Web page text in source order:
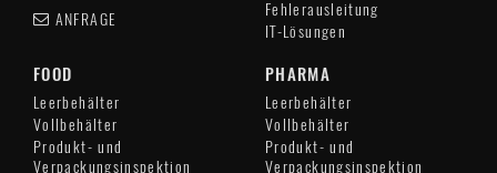
ANFRAGE
Fehlerausleitung
IT-Lösungen
FOOD
Leerbehälter
Vollbehälter
Produkt- und
Verpackungsinspektion
PHARMA
Leerbehälter
Vollbehälter
Produkt- und
Verpackungsinspektion